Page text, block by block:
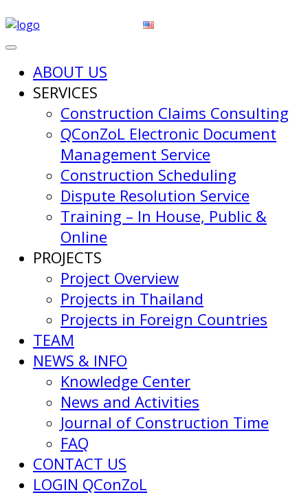
ABOUT US
SERVICES
Construction Claims Consulting
QConZoL Electronic Document
Management Service
Construction Scheduling
Dispute Resolution Service
Training – In House, Public &
Online
PROJECTS
Project Overview
Projects in Thailand
Projects in Foreign Countries
TEAM
NEWS & INFO
Knowledge Center
News and Activities
Journal of Construction Time
FAQ
CONTACT US
LOGIN QConZoL